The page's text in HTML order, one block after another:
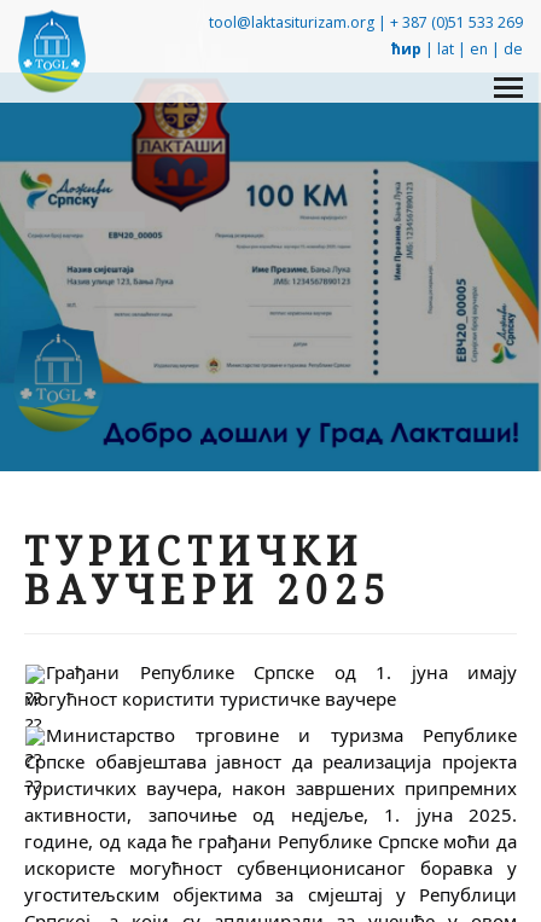
tool@laktasiturizam.org | + 387 (0)51 533 269
ћир | lat | en | de
ТУРИСТИЧКИ
ВАУЧЕРИ 2025
Грађани Републике Српске од 1. јуна имају
могућност користити туристичке ваучере
​Министарство трговине и туризма Републике
Српске обавјештава јавност да реализација пројекта
туристичких ваучера, након завршених припремних
активности, започиње од недјеље, 1. јуна 2025.
године, од када ће грађани Републике Српске моћи да
искористе могућност субвенционисаног боравка у
угоститељским објектима за смјештај у Републици